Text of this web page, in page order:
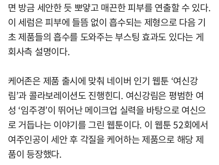
면 방금 세안한 듯 뽀얗고 매끈한 피부를 연출할 수 있다.
이 세럼은 피부에 들뜸 없이 흡수되는 제형으로 다음 기
초 제품들의 흡수를 도와주는 부스팅 효과도 있다는 게
회사측 설명이다.
케어존은 제품 출시에 맞춰 네이버 인기 웹툰 ‘여신강
림’과 콜라보레이션도 진행힌디. 여신강림은 평범한 여
성 ‘임주경’이 뛰어난 메이크업 실력을 바탕으로 여신으
로 거듭나는 이야기를 그린 웹툰이다. 이 웹툰 52회에서
여주인공이 세안 후 각질을 케어하는 제품으로 해당 제
품이 등장했다.